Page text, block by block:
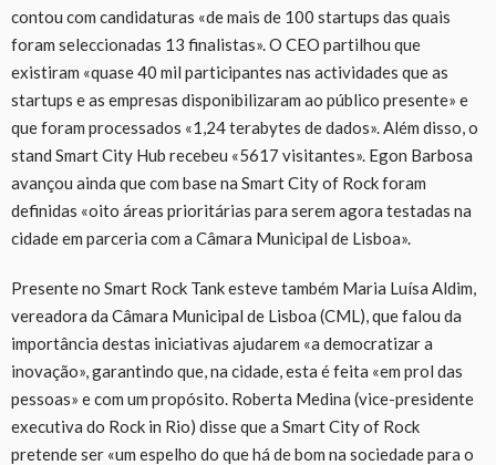
contou com candidaturas «de mais de 100 startups das quais
foram seleccionadas 13 finalistas». O CEO partilhou que
existiram «quase 40 mil participantes nas actividades que as
startups e as empresas disponibilizaram ao público presente» e
que foram processados «1,24 terabytes de dados». Além disso, o
stand Smart City Hub recebeu «5617 visitantes». Egon Barbosa
avançou ainda que com base na Smart City of Rock foram
definidas «oito áreas prioritárias para serem agora testadas na
cidade em parceria com a Câmara Municipal de Lisboa».
Presente no Smart Rock Tank esteve também Maria Luísa Aldim,
vereadora da Câmara Municipal de Lisboa (CML), que falou da
importância destas iniciativas ajudarem «a democratizar a
inovação», garantindo que, na cidade, esta é feita «em prol das
pessoas» e com um propósito. Roberta Medina (vice-presidente
executiva do Rock in Rio) disse que a Smart City of Rock
pretende ser «um espelho do que há de bom na sociedade para o